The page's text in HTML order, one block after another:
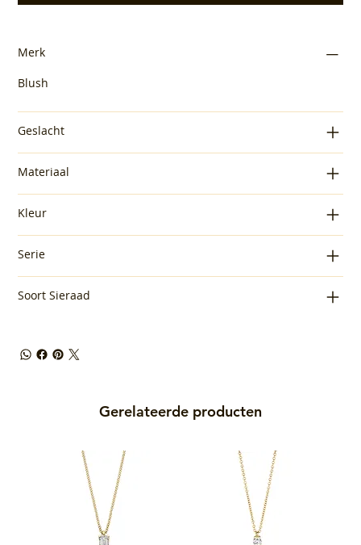
Merk
Blush
Geslacht
Materiaal
Kleur
Serie
Soort Sieraad
Gerelateerde producten